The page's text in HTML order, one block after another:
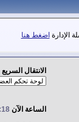
الإدارة اضغط هنا
الانتقال السريع
الساعة الآنAM